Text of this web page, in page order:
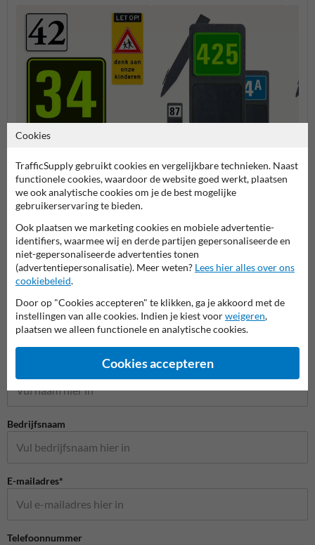
huisnummer
nummer
Huisnummerpalen en bordjes
Stel je vraag aan Huisnummerpaal.nl
Bedrijfsnaam
E-mailadres*
Telefoonnummer
Cookies
TrafficSupply gebruikt cookies en vergelijkbare technieken. Naast
functionele cookies, waardoor de website goed werkt, plaatsen
we ook analytische cookies om je de best mogelijke
gebruikerservaring te bieden.
Ook plaatsen we marketing cookies en mobiele advertentie-
identifiers, waarmee wij en derde partijen gepersonaliseerde en
niet-gepersonaliseerde advertenties tonen
(advertentiepersonalisatie). Meer weten? Lees hier alles over ons
cookiebeleid.
Door op "Cookies accepteren" te klikken, ga je akkoord met de
instellingen van alle cookies. Indien je kiest voorweigeren,
plaatsen we alleen functionele en analytische cookies.
Cookies accepteren